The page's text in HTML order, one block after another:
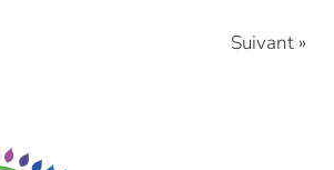
Suivant »